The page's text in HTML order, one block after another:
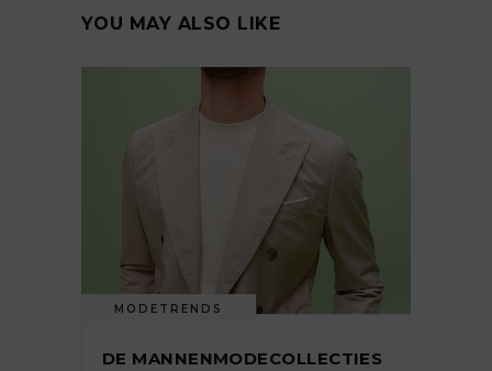
YOU MAY ALSO LIKE
MODETRENDS
DE MANNENMODECOLLECTIES